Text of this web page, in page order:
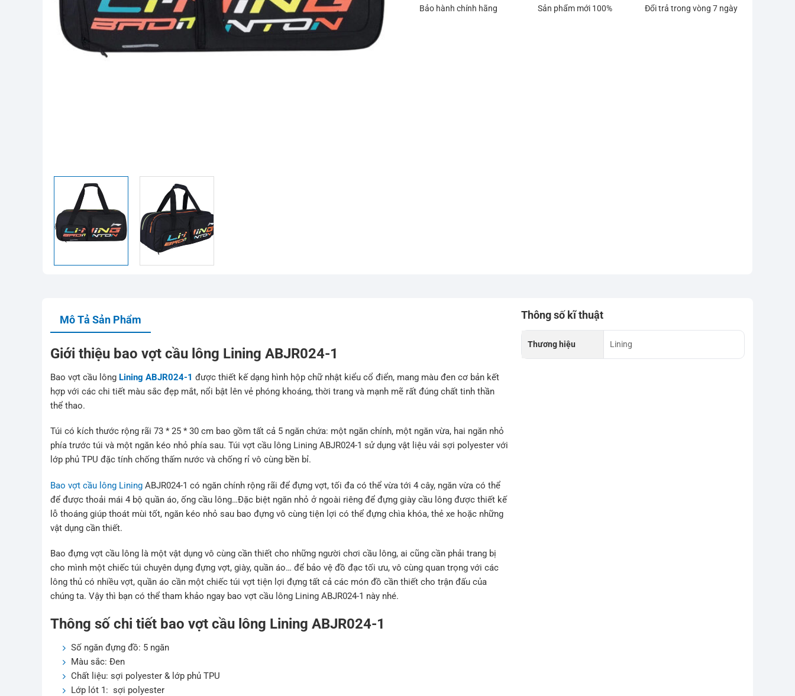
Bảo hành chính hãng Sản phẩm mới 100% Đổi trả trong vòng 7 ngày
Mô Tả Sản Phẩm
Giới thiệu bao vợt cầu lông Lining ABJR024-1
Bao vợt cầu lông Lining ABJR024-1 được thiết kế dạng hình hộp chữ nhật kiểu cổ điển, mang màu đen cơ bản kết
hợp với các chi tiết màu sắc đẹp mắt, nổi bật lên vẻ phóng khoáng, thời trang và mạnh mẽ rất đúng chất tinh thần
thể thao.
Túi có kích thước rộng rãi 73 * 25 * 30 cm bao gồm tất cả 5 ngăn chứa: một ngăn chính, một ngăn vừa, hai ngăn nhỏ
phía trước túi và một ngăn kéo nhỏ phía sau. Túi vợt cầu lông Lining ABJR024-1 sử dụng vật liệu vải sợi polyester với
lớp phủ TPU đặc tính chống thấm nước và chống rỉ vô cùng bền bỉ.
Bao vợt cầu lông Lining ABJR024-1 có ngăn chính rộng rãi để đựng vợt, tối đa có thể vừa tới 4 cây, ngăn vừa có thể
để được thoải mái 4 bộ quần áo, ống cầu lông…Đặc biệt ngăn nhỏ ở ngoài riêng để đựng giày cầu lông được thiết kế
lỗ thoáng giúp thoát mùi tốt, ngăn kéo nhỏ sau bao đựng vô cùng tiện lợi có thể đựng chìa khóa, thẻ xe hoặc những
vật dụng cần thiết.
Bao đựng vợt cầu lông là một vật dụng vô cùng cần thiết cho những người chơi cầu lông, ai cũng cần phải trang bị
cho mình một chiếc túi chuyên dụng đựng vợt, giày, quần áo… để bảo vệ đồ đạc tối ưu, vô cùng quan trọng với các
lông thủ có nhiều vợt, quần áo cần một chiếc túi vợt tiện lợi đựng tất cả các món đồ cần thiết cho trận đấu của
chúng ta. Vậy thì bạn có thể tham khảo ngay bao vợt cầu lông Lining ABJR024-1 này nhé.
Thông số chi tiết bao vợt cầu lông Lining ABJR024-1
Số ngăn đựng đồ: 5 ngăn
Màu sắc: Đen
Chất liệu: sợi polyester & lớp phủ TPU
Lớp lót 1: sợi polyester
Thông số kĩ thuật
Thương hiệu Lining